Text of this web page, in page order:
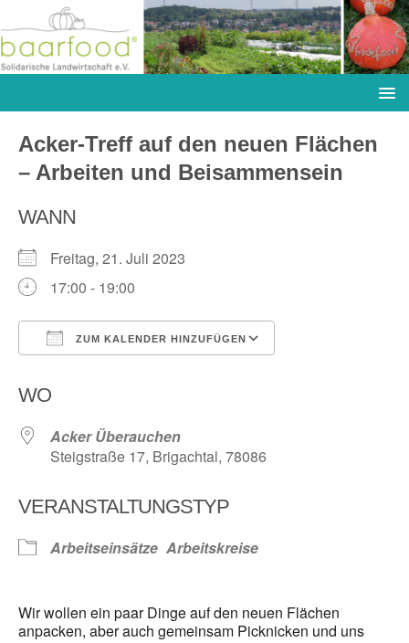
Acker-Treff auf den neuen Flächen
– Arbeiten und Beisammensein
WANN
Freitag, 21. Juli 2023
17:00 - 19:00
ZUM KALENDER HINZUFÜGEN
WO
Acker Überauchen
Steigstraße 17, Brigachtal, 78086
VERANSTALTUNGSTYP
Arbeitseinsätze Arbeitskreise
Wir wollen ein paar Dinge auf den neuen Flächen
anpacken, aber auch gemeinsam Picknicken und uns